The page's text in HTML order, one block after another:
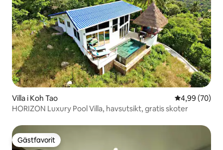
Villa i Koh Tao 4,99 av 5 i
4,99 (70)
HORIZON Luxury Pool Villa, havsutsikt, gratis skoter
Gästfavorit
Gästfavorit